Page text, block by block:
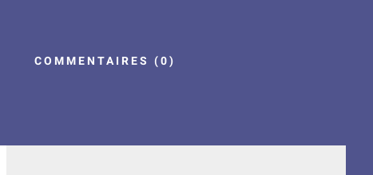
COMMENTAIRES (0)